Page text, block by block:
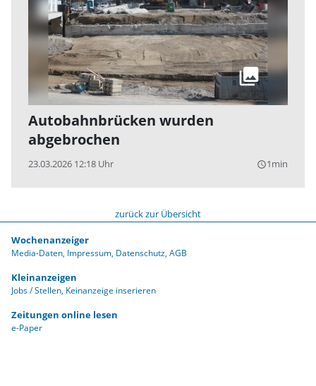
Autobahnbrücken wurden
abgebrochen
23.03.2026 12:18 Uhr query_builder1min
zurück zur Übersicht
Wochenanzeiger
Media-Daten Impressum Datenschutz AGB
Kleinanzeigen
Jobs / Stellen Keinanzeige inserieren
Zeitungen online lesen
e-Paper